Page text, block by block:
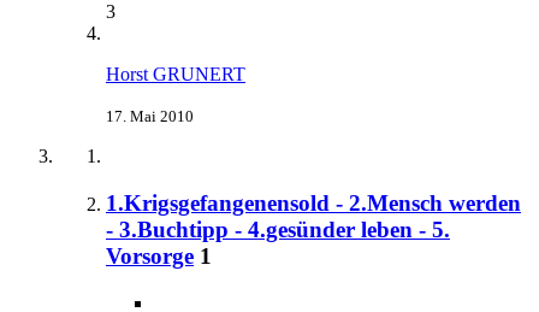
3
Horst GRUNERT
17. Mai 2010
1.Krigsgefangenensold - 2.Mensch werden
- 3.Buchtipp - 4.gesünder leben - 5.
Vorsorge 1